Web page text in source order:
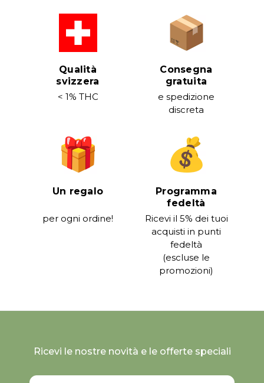
Qualità
svizzera
< 1% THC
Consegna
gratuita
e spedizione
discreta
Un regalo
per ogni ordine!
Programma
fedeltà
Ricevi il 5% dei tuoi
acquisti in punti
fedeltà
(escluse le
promozioni)
Ricevi le nostre novità e le offerte speciali